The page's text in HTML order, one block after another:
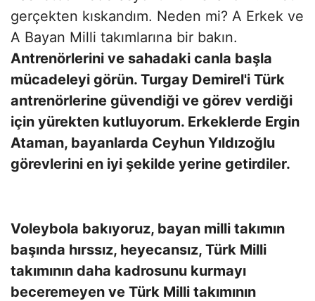
gerçekten kıskandım. Neden mi? A Erkek ve
A Bayan Milli takımlarına bir bakın.
Antrenörlerini ve sahadaki canla başla
mücadeleyi görün. Turgay Demirel'i Türk
antrenörlerine güvendiği ve görev verdiği
için yürekten kutluyorum. Erkeklerde Ergin
Ataman, bayanlarda Ceyhun Yıldızoğlu
görevlerini en iyi şekilde yerine getirdiler.
Voleybola bakıyoruz, bayan milli takımın
başında hırssız, heyecansız, Türk Milli
takımının daha kadrosunu kurmayı
beceremeyen ve Türk Milli takımının